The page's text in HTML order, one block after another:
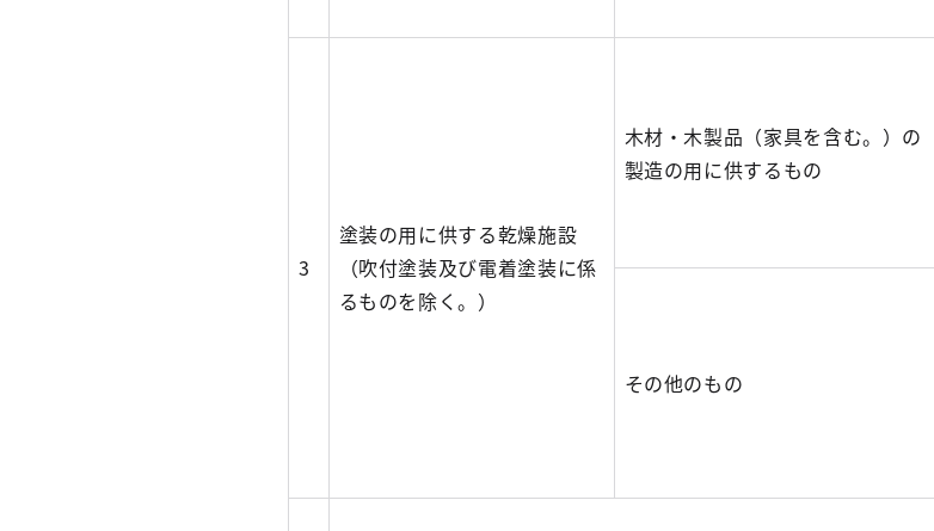
3
塗装の用に供する乾燥施設
（吹付塗装及び電着塗装に係
るものを除く。）
木材・木製品（家具を含む。）の
製造の用に供するもの
その他のもの